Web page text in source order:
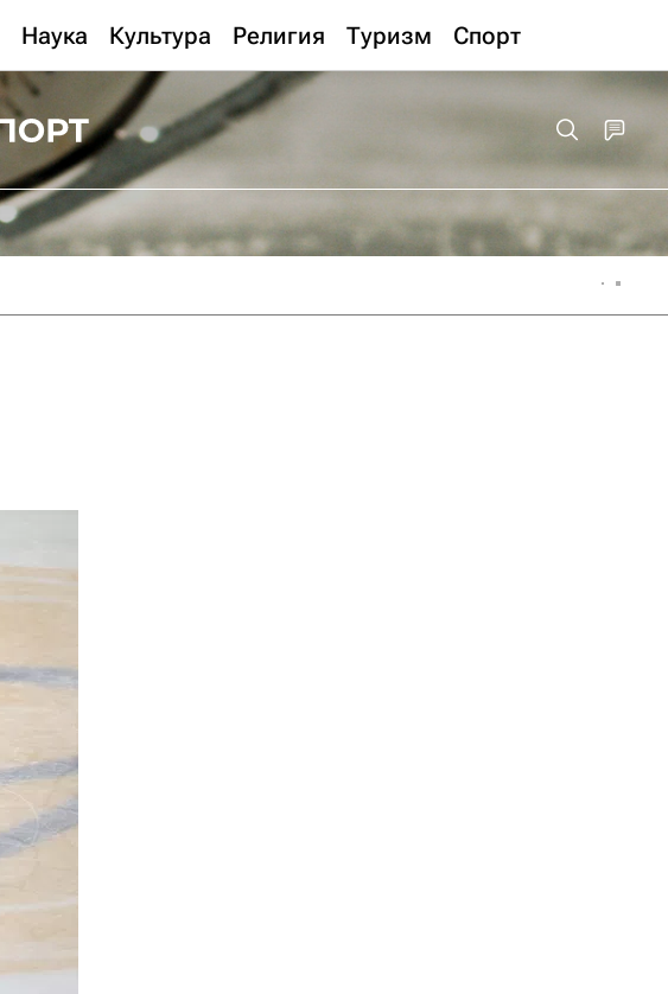
Наука Культура Религия Туризм Спорт